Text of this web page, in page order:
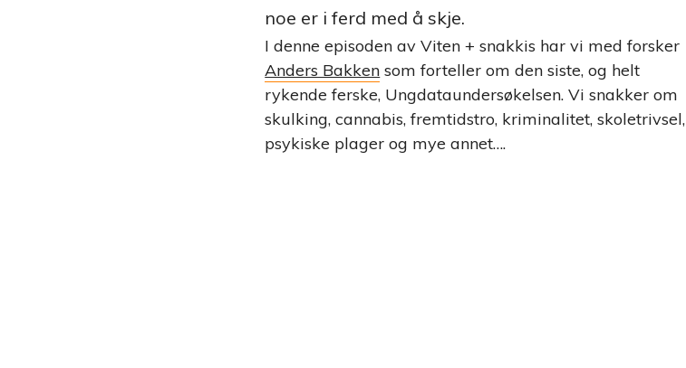
noe er i ferd med å skje.
I denne episoden av Viten + snakkis har vi med forsker
Anders Bakken som forteller om den siste, og helt
rykende ferske, Ungdataundersøkelsen. Vi snakker om
skulking, cannabis, fremtidstro, kriminalitet, skoletrivsel,
psykiske plager og mye annet….